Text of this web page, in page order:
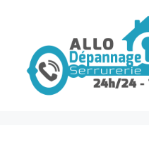
contenu